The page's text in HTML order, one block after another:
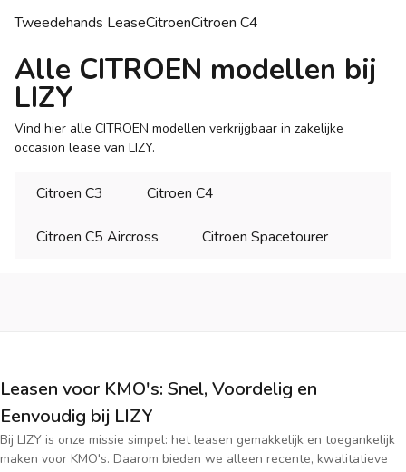
Tweedehands LeaseCitroenCitroen C4
Alle CITROEN modellen bij
LIZY
Vind hier alle CITROEN modellen verkrijgbaar in zakelijke
occasion lease van LIZY.
Citroen C3 Citroen C4
Citroen C5 Aircross Citroen Spacetourer
Leasen voor KMO's: Snel, Voordelig en
Eenvoudig bij LIZY
Bij LIZY is onze missie simpel: het leasen gemakkelijk en toegankelijk
maken voor KMO's. Daarom bieden we alleen recente, kwalitatieve